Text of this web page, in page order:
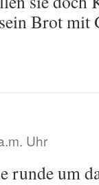
Brot mit
Uhr
runde um